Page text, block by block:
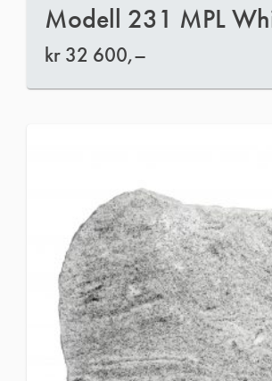
Modell 231 MPL
kr 32 600,–